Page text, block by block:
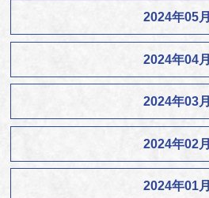
2024年05月
2024年04月
2024年03月
2024年02月
2024年01月